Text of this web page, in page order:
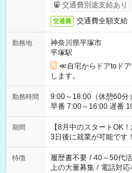
交通費別途支給あり
交通費 交通費全額支給
勤務地
神奈川県平塚市
平塚駅
≪自宅からドアtoド
します。
勤務時間
9:00～18:00（休憩60分） ■ご希望があれば下記シフトも
早番 7:00～16:00 遅番
と休みを合わせたい」
「できれば残業はした
ね。 ※Wワーク希望の方へ 今ご覧のお仕事で希望する勤務時間
と、もう1つのお仕事の
合は応募できません。
期間
【8月中のスタートOK
3日後に就業が可能です！
特徴 履歴書不要 / 40～50代
上の大量募集 / 電話対応